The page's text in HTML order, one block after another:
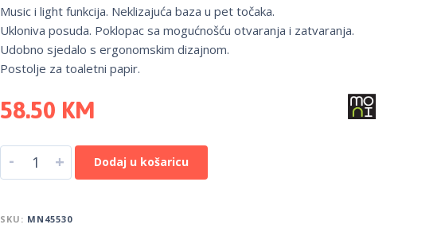
Music i light funkcija. Neklizajuća baza u pet točaka.
Ukloniva posuda. Poklopac sa mogućnošću otvaranja i zatvaranja.
Udobno sjedalo s ergonomskim dizajnom.
Postolje za toaletni papir.
58.50 KM
- + Dodaj u košaricu
SKU: MN45530